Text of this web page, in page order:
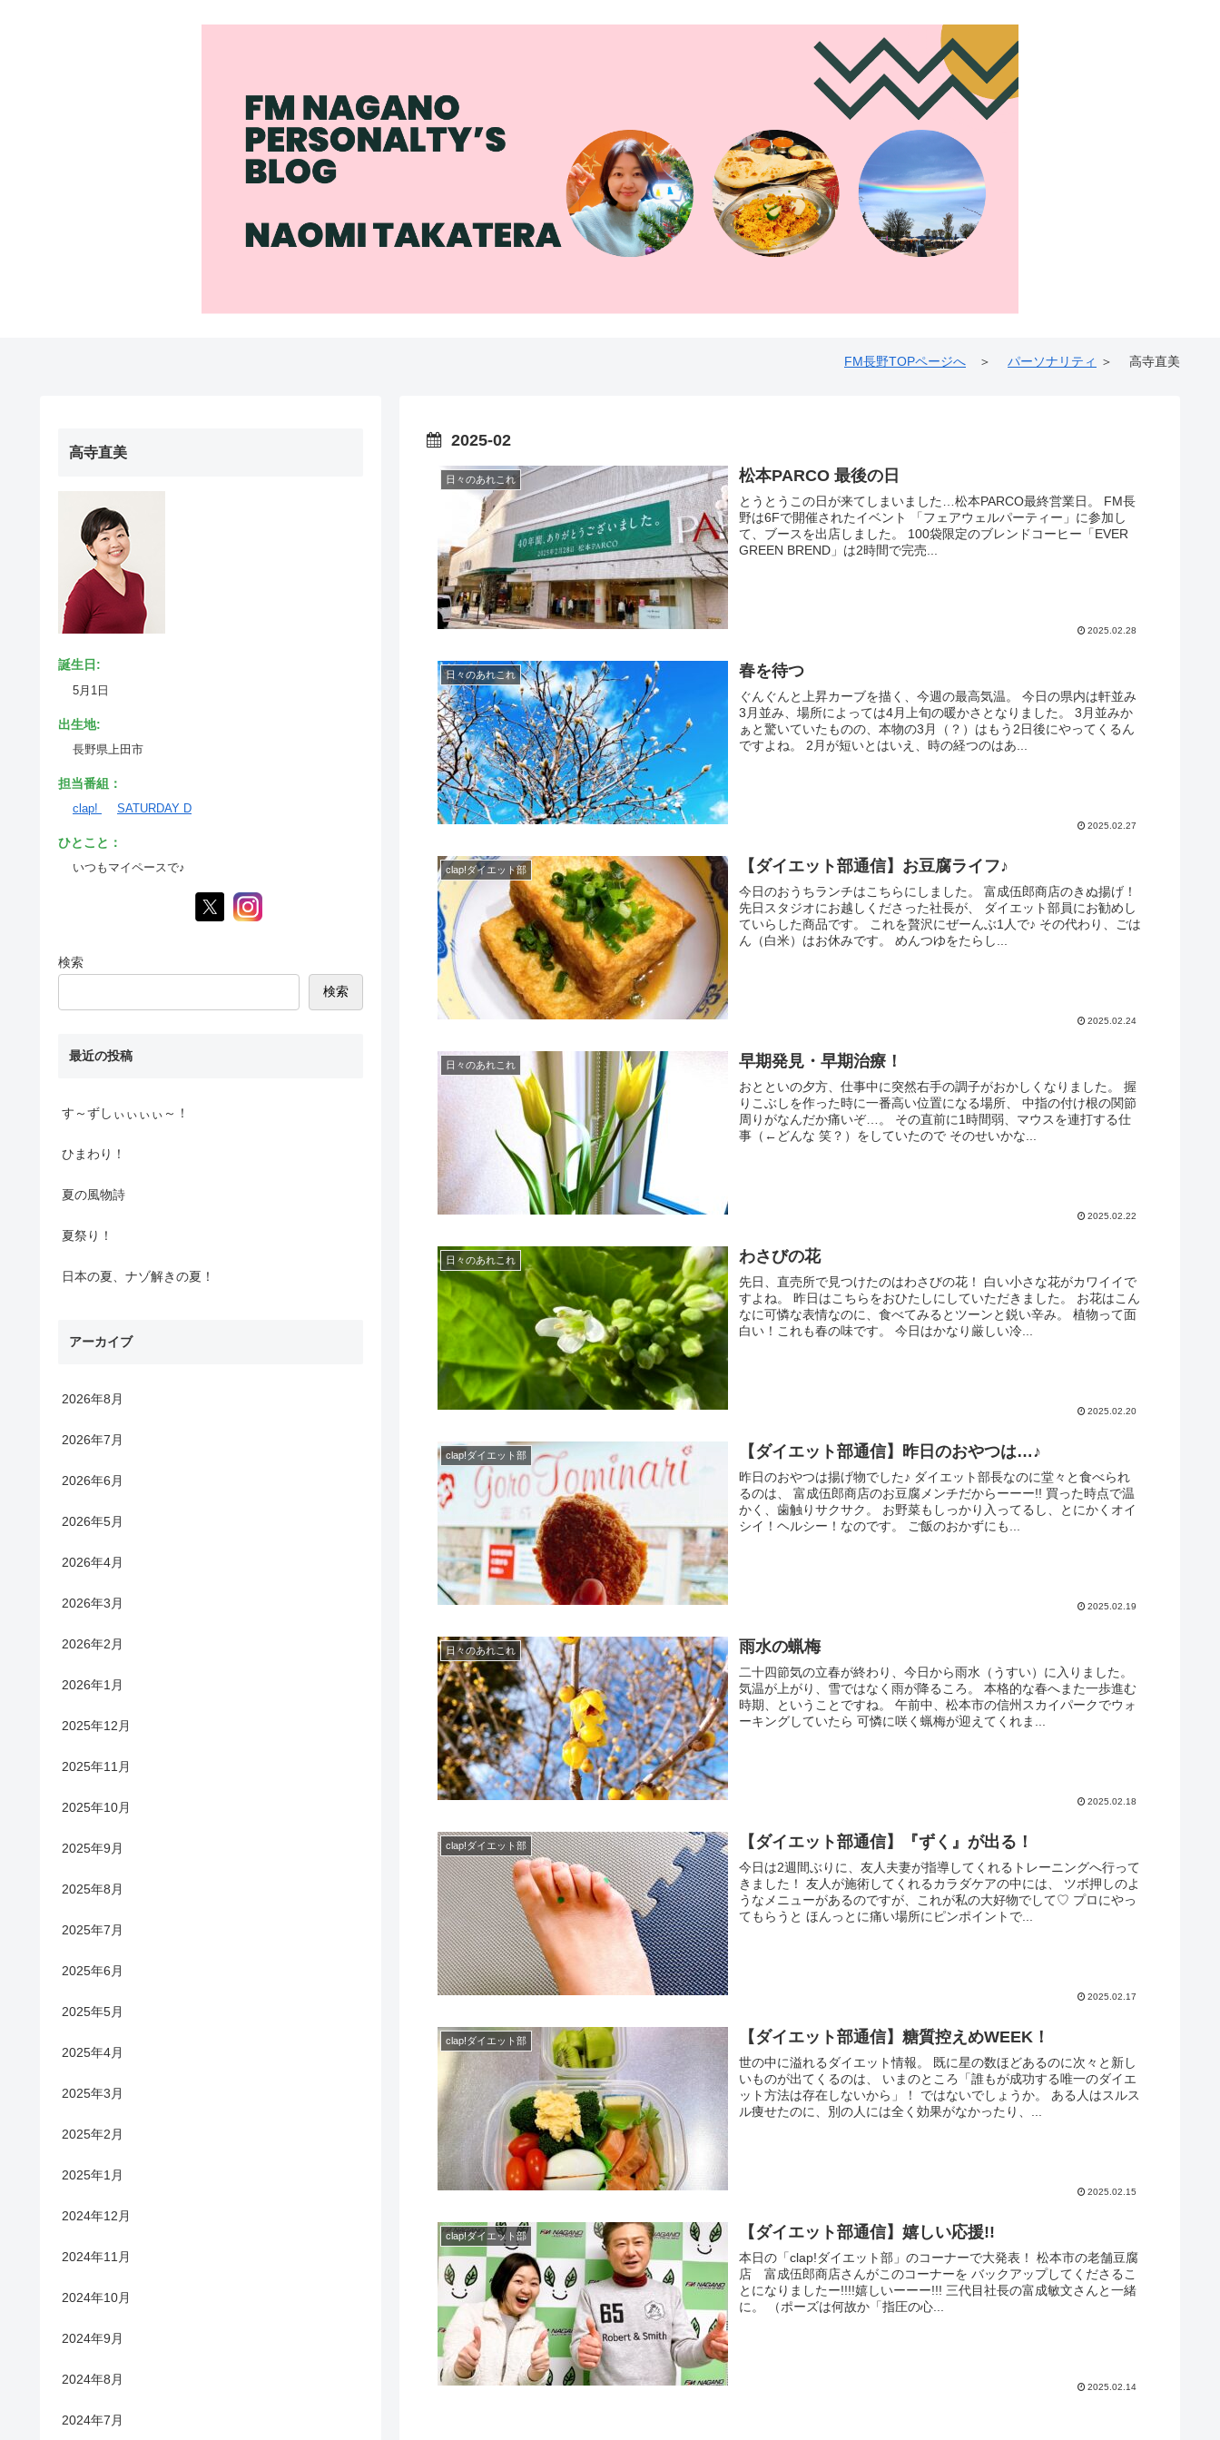
FM長野TOPページへ ＞ パーソナリティ ＞ 高寺直美
2025-02
日々のあれこれ 松本PARCO 最後の日
とうとうこの日が来てしまいました…松本PARCO最終営業日。 FM長
野は6Fで開催されたイベント 「フェアウェルパーティー」に参加し
て、ブースを出店しました。 100袋限定のブレンドコーヒー「EVER
GREEN BREND」は2時間で完売...
2025.02.28
日々のあれこれ 春を待つ
ぐんぐんと上昇カーブを描く、今週の最高気温。 今日の県内は軒並み
3月並み、場所によっては4月上旬の暖かさとなりました。 3月並みか
ぁと驚いていたものの、本物の3月（？）はもう2日後にやってくるん
ですよね。 2月が短いとはいえ、時の経つのはあ...
2025.02.27
clap!ダイエット部 【ダイエット部通信】お豆腐ライフ♪
今日のおうちランチはこちらにしました。 富成伍郎商店のきぬ揚げ！
先日スタジオにお越しくださった社長が、 ダイエット部員にお勧めし
ていらした商品です。 これを贅沢にぜーんぶ1人で♪ その代わり、ごは
ん（白米）はお休みです。 めんつゆをたらし...
2025.02.24
日々のあれこれ 早期発見・早期治療！
おとといの夕方、仕事中に突然右手の調子がおかしくなりました。 握
りこぶしを作った時に一番高い位置になる場所、 中指の付け根の関節
周りがなんだか痛いぞ…。 その直前に1時間弱、マウスを連打する仕
事（←どんな 笑？）をしていたので そのせいかな...
2025.02.22
日々のあれこれ わさびの花
先日、直売所で見つけたのはわさびの花！ 白い小さな花がカワイイで
すよね。 昨日はこちらをおひたしにしていただきました。 お花はこん
なに可憐な表情なのに、食べてみるとツーンと鋭い辛み。 植物って面
白い！これも春の味です。 今日はかなり厳しい冷...
2025.02.20
clap!ダイエット部 【ダイエット部通信】昨日のおやつは…♪
昨日のおやつは揚げ物でした♪ ダイエット部長なのに堂々と食べられ
るのは、 富成伍郎商店のお豆腐メンチだからーーー!! 買った時点で温
かく、歯触りサクサク。 お野菜もしっかり入ってるし、とにかくオイ
シイ！ヘルシー！なのです。 ご飯のおかずにも...
2025.02.19
日々のあれこれ 雨水の蝋梅
二十四節気の立春が終わり、今日から雨水（うすい）に入りました。
気温が上がり、雪ではなく雨が降るころ。 本格的な春へまた一歩進む
時期、ということですね。 午前中、松本市の信州スカイパークでウォ
ーキングしていたら 可憐に咲く蝋梅が迎えてくれま...
2025.02.18
clap!ダイエット部 【ダイエット部通信】『ずく』が出る！
今日は2週間ぶりに、友人夫妻が指導してくれるトレーニングへ行って
きました！ 友人が施術してくれるカラダケアの中には、 ツボ押しのよ
うなメニューがあるのですが、これが私の大好物でして♡ プロにやっ
てもらうと ほんっとに痛い場所にピンポイントで...
2025.02.17
clap!ダイエット部 【ダイエット部通信】糖質控えめWEEK！
世の中に溢れるダイエット情報。 既に星の数ほどあるのに次々と新し
いものが出てくるのは、 いまのところ「誰もが成功する唯一のダイエ
ット方法は存在しないから」！ ではないでしょうか。 ある人はスルス
ル痩せたのに、別の人には全く効果がなかったり、...
2025.02.15
clap!ダイエット部 【ダイエット部通信】嬉しい応援!!
本日の「clap!ダイエット部」のコーナーで大発表！ 松本市の老舗豆腐
店 富成伍郎商店さんがこのコーナーを バックアップしてくださるこ
とになりましたー!!!!嬉しいーーー!!! 三代目社長の富成敏文さんと一緒
に。 （ポーズは何故か「指圧の心...
2025.02.14
高寺直美
誕生日:
5月1日
出生地:
長野県上田市
担当番組：
clap! SATURDAY D
ひとこと：
いつもマイペースで♪
検索
検索
最近の投稿
す～ずしぃぃぃぃ～！
ひまわり！
夏の風物詩
夏祭り！
日本の夏、ナゾ解きの夏！
アーカイブ
2026年8月
2026年7月
2026年6月
2026年5月
2026年4月
2026年3月
2026年2月
2026年1月
2025年12月
2025年11月
2025年10月
2025年9月
2025年8月
2025年7月
2025年6月
2025年5月
2025年4月
2025年3月
2025年2月
2025年1月
2024年12月
2024年11月
2024年10月
2024年9月
2024年8月
2024年7月